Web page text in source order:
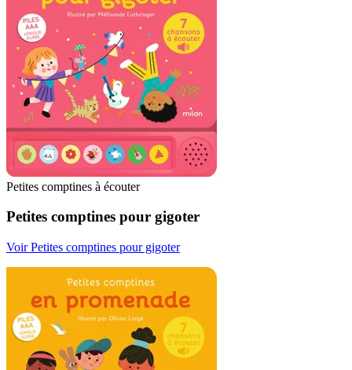
Petites comptines à écouter
Petites comptines pour gigoter
Voir Petites comptines pour gigoter